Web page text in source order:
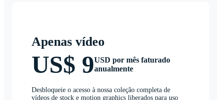
Apenas vídeo
US$ 9USD por mês faturado
anualmente
Desbloqueie o acesso à nossa coleção completa de
vídeos de stock e motion graphics liberados para uso